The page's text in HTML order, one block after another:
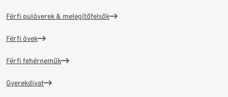
Férfi pulóverek & melegítőfelsők
Férfi övek
Férfi fehérneműk
Gyerekdivat